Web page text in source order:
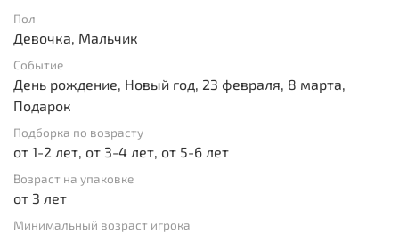
Пол
Девочка, Мальчик
Событие
День рождение, Новый год, 23 февраля, 8 марта,
Подарок
Подборка по возрасту
от 1-2 лет, от 3-4 лет, от 5-6 лет
Возраст на упаковке
от 3 лет
Минимальный возраст игрока